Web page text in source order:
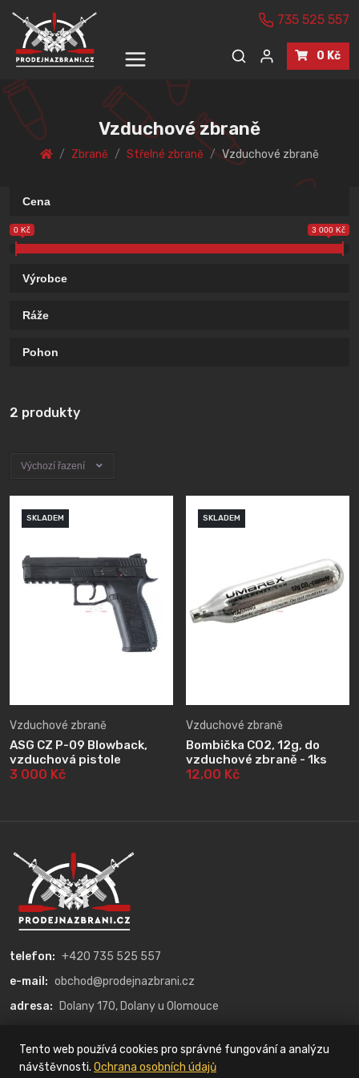
735 525 557
0 Kč
Vzduchové zbraně
Zbraně Střelné zbraně Vzduchové zbraně
Cena
0 Kč 3 000 Kč
Výrobce
Ráže
Pohon
2 produkty
Výchozí řazení
SKLADEM
Vzduchové zbraně
ASG CZ P-09 Blowback,
vzduchová pistole
3 000 Kč
SKLADEM
Vzduchové zbraně
Bombička CO2, 12g, do
vzduchové zbraně - 1ks
12,00 Kč
telefon: +420 735 525 557
e-mail: obchod@prodejnazbrani.cz
adresa:
Dolany 170, Dolany u Olomouce
Kategorie
Tento web používá cookies pro správné fungování a analýzu
návštěvnosti. Ochrana osobních údajů